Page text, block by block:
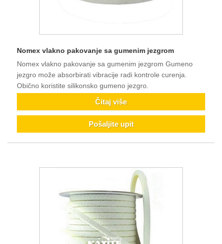
Nomex vlakno pakovanje sa gumenim jezgrom
Nomex vlakno pakovanje sa gumenim jezgrom Gumeno
jezgro može absorbirati vibracije radi kontrole curenja.
Obično koristite silikonsko gumeno jezgro.
Čitaj više
Pošaljite upit